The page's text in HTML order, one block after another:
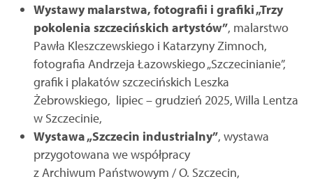
Wystawy malarstwa, fotografii i grafiki „Trzy
pokolenia szczecińskich artystów”, malarstwo
Pawła Kleszczewskiego i Katarzyny Zimnoch,
fotografia Andrzeja Łazowskiego „Szczecinianie”,
grafik i plakatów szczecińskich Leszka
Żebrowskiego, lipiec – grudzień 2025, Willa Lentza
w Szczecinie,
Wystawa „Szczecin industrialny”, wystawa
przygotowana we współpracy
z Archiwum Państwowym / O. Szczecin,